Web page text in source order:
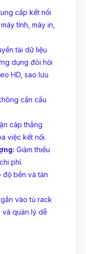
cấp kết nối
tính, máy in,
tải dữ liệu
dụng đòi hỏi
HD, sao lưu
cần cấu
cáp thẳng
việc kết nối.
Giảm thiểu
phí.
độ bền và tản
vào tủ rack
và quản lý dễ